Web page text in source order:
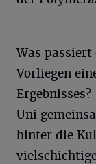
Was
Vorliegen
Uni
hinter die